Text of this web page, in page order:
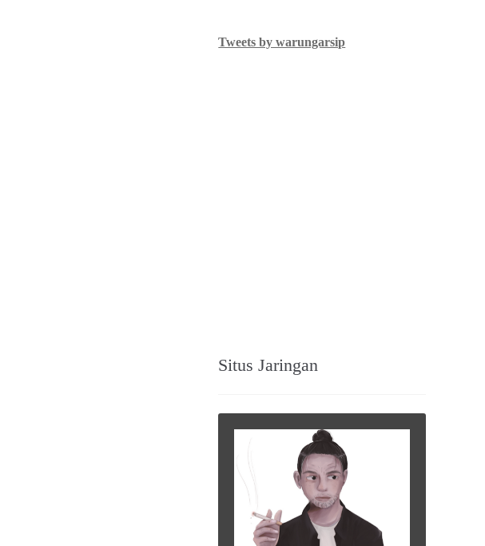
Tweets by warungarsip
Situs Jaringan